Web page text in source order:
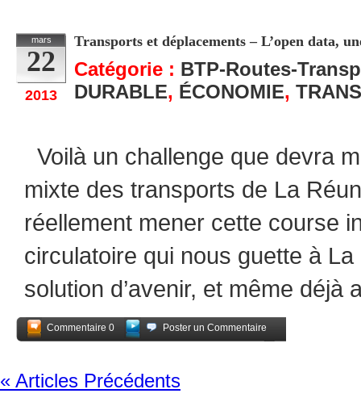
mars
22
2013
Transports et déplacements – L’open data,
Catégorie : BTP-Routes-
DURABLE, ÉCONOMIE,
Voilà un challenge que devra
mixte des transports de La
réellement mener cette course
circulatoire qui nous guette à
solution d’avenir, et même déjà
Commentaire 0
Poster un Commentaire
« Articles Précédents